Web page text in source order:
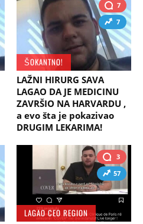
7
7
ŠOKANTNO!
LAŽNI HIRURG SAVA
LAGAO DA JE MEDICINU
ZAVRŠIO NA HARVARDU ,
a evo šta je pokazivao
DRUGIM LEKARIMA!
3
57
LAGAO CEO REGION